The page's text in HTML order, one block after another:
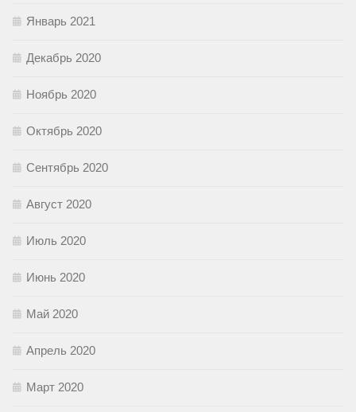
Январь 2021
Декабрь 2020
Ноябрь 2020
Октябрь 2020
Сентябрь 2020
Август 2020
Июль 2020
Июнь 2020
Май 2020
Апрель 2020
Март 2020